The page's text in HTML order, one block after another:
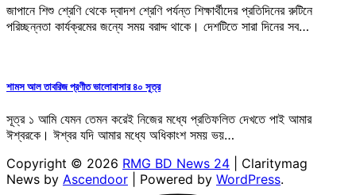
জাপানে শিশু শ্রেণি থেকে দ্বাদশ শ্রেণি পর্যন্ত শিক্ষার্থীদের প্রতিদিনের রুটিনে
পরিচ্ছন্নতা কার্যক্রমের জন্যে সময় বরাদ্দ থাকে। দেশটিতে সারা দিনের সব…
শামস আল তাবরিজ প্রণীত ভালোবাসার ৪০ সূত্র
সূত্র ১ আমি যেমন তেমন করেই নিজের মধ্যে প্রতিফলিত দেখতে পাই আমার
ঈশ্বরকে। ঈশ্বর যদি আমার মধ্যে অধিকাংশ সময় ভয়…
Copyright © 2026 RMG BD News 24 | Claritymag
News by Ascendoor | Powered by WordPress.